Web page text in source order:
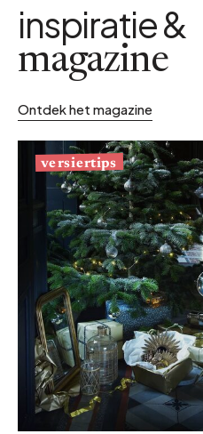
inspiratie &
magazine
Ontdek het magazine
versiertips